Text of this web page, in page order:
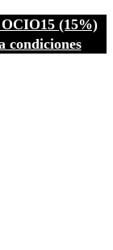
(15%)
condiciones